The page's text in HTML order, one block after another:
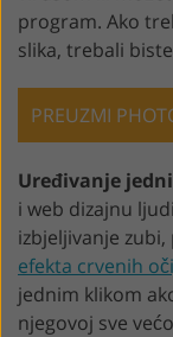
program. Ako
slika, trebali
PREUZMI
Uređivanje
i web dizajnu
izbjeljivanje
efekta crvenih
jednim klikom
njegovoj sve